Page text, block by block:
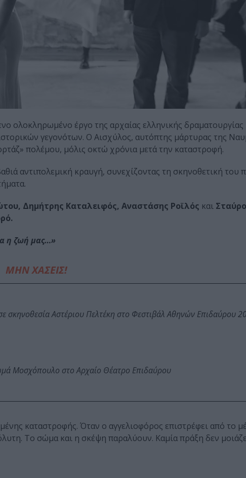
ολοκληρωμένο έργο της αρχαίας ελληνικής δραματουργίας
γεγονότων. Ο Αισχύλος, αυτόπτης μάρτυρας της
πολέμου, μόλις οκτώ χρόνια μετά την καταστροφή.
αντιπολεμική κραυγή, συνεχίζοντας τη σκηνοθετική του
Δημήτρης Καταλειφός, Αναστάσης Ροϊλός και
η ζωή μας…»
ΜΗΝ ΧΑΣΕΙΣ!
σκηνοθεσία Αστέριου Πελτέκη στο Φεστιβάλ Αθηνών Επιδαύρου
Μοσχόπουλο στο Αρχαίο Θέατρο Επιδαύρου
καταστροφής. Όταν ο αγγελιοφόρος επιστρέφει από το
Το σώμα και η σκέψη παραλύουν. Καμία πράξη δεν